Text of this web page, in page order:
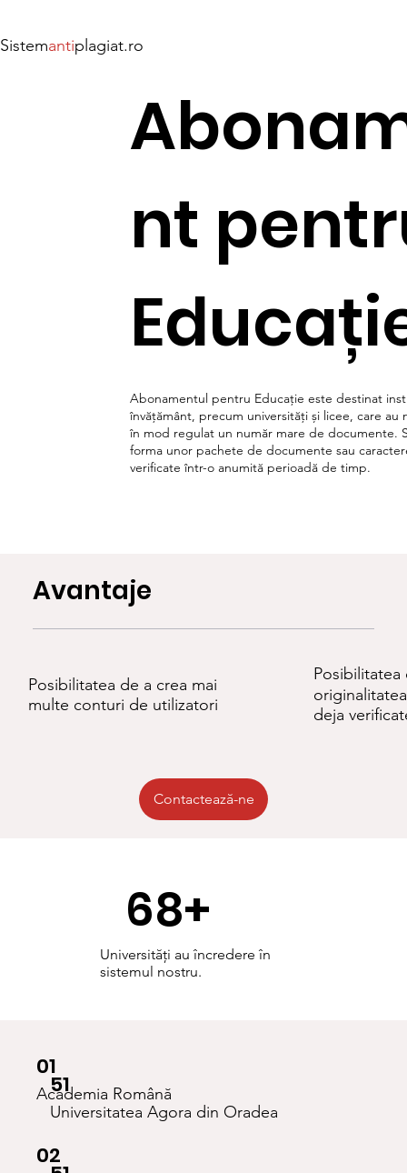
Sistemantiplagiat.ro
nt
Abonamentul pentru Educație este destinat
învățământ, precum universități și licee, care au
în mod regulat un număr mare de documente.
forma unor pachete de documente sau
verificate într-o anumită perioadă de timp.
68+
Universități au încredere în
sistemul nostru.
01
Academia Română
51
Universitatea Agora din Oradea
02
Avantaje
Posibilitatea de a crea mai
multe conturi de utilizatori
deja
Contactează-ne